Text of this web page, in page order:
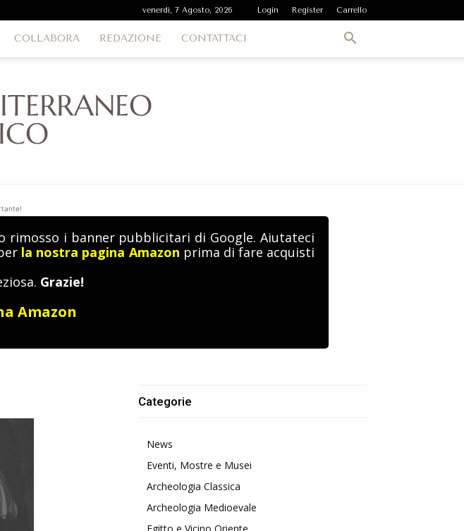
venerdì, 7 Agosto, 2026 Login Register Carrello
COLLABORA REDAZIONE CONTATTACI
rimosso i banner pubblicitari di Google. Aiutateci
la nostra pagina Amazon prima di fare acquisti
Grazie!
Amazon
Categorie
News
Eventi, Mostre e Musei
Archeologia Classica
Archeologia Medioevale